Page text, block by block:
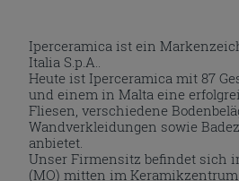
Iperceramica ist ein
Italia S.p.A..
Heute ist Iperceramica mit 87
und einem in Malta eine
Fliesen, verschiedene
Wandverkleidungen sowie
anbietet.
Unser Firmensitz befindet sich
(MO) mitten im Keramikzentrum